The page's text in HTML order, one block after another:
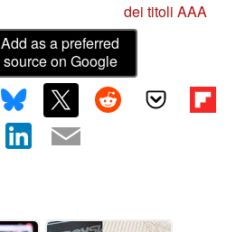
dei titoli AAA
Add as a preferred
source on Google